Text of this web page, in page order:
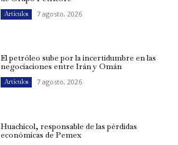
Artículos 7 agosto, 2026
El petróleo sube por la incertidumbre en las
negociaciones entre Irán y Omán
Artículos 7 agosto, 2026
Huachicol, responsable de las pérdidas
económicas de Pemex